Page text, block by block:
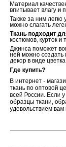
Материал
впитывает влагу и
Также за ним легко
можно слагать
Ткань подходит
костюмов, курток и
Джинса поможет
ней можно создать
декор в виде
Где купить?
В интернет -
ткань по оптовой
всей России. Если
образцы ткани,
удовольствием вам